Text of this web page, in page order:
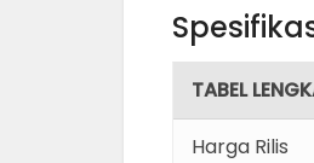
TABEL
Harga Rilis